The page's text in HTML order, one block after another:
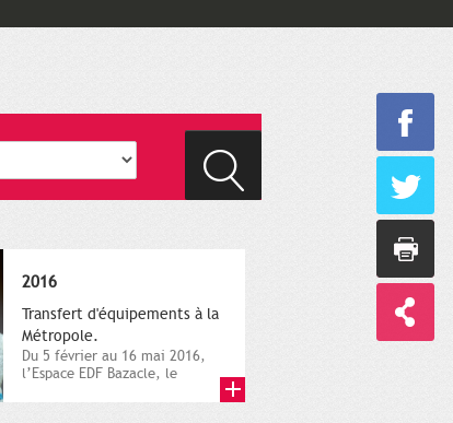
2016
Transfert d'équipements à la
Métropole.
Du 5 février au 16 mai 2016,
l’Espace EDF Bazacle, le